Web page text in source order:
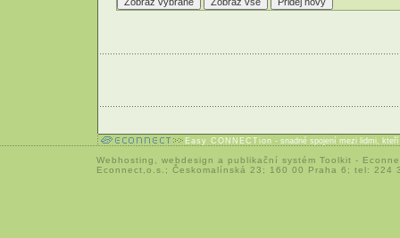
Easy CONNECTion - snadné spojení mezi lidmi,
Webhosting webdesign a publikační systém Toolkit -
Econnect,o.s.; Českomalínská 23; 160 00 Praha 6; tel: 224